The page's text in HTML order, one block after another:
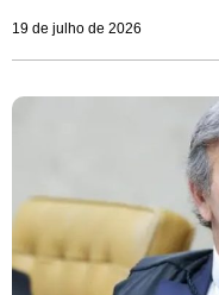
19 de julho de 2026